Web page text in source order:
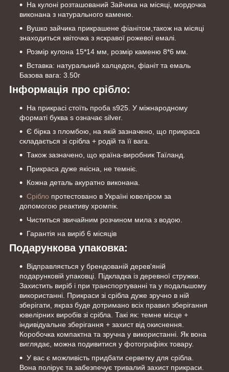
На кулоні розташований Зайчика на місяці, мордочка
виконана з натурального каменю.
Вушко зайчика прикрашене фіанітом,також на місяці
знаходиться квіточка з яскравої рожевої емалі.
Розмір кулона 15*14 мм, розмір каменю 8*6 мм.
Вставка: натуральний халцедон, фіаніт та емаль
Базова вага: 3.50г
Інформація про срібло:
На прикрасі стоїть проба s925. У міжнародному
форматі буква s означає silver.
Є бірка з пломбою, на якій зазначено, що прикраса
складається зі срібла + родій та її вага.
Також зазначено, що країна-виробник Таїланд.
Прикраса дуже якісна, не темніє.
Кожна деталь акуратно виконана.
Срібло протестовано в Україні ювеліром за
допомогою реактиву хромпік.
Чиститься звичайним розчином мила з водою.
Гарантія на виріб 6 місяців
Подарункова упаковка:
Відправляється у брендованій дерев'яній
подарунковій упаковці. Підкладка із деревної стружки.
Захистить виріб і при транспортуванні та у подальшому
використанні. Прикраси зі срібла дуже зручно в ній
зберігати, якраз буде дотримано всіх правил зберігання
ювелірних виробів зі срібла. Такі як: темне місце +
індивідуальне зберігання + захист від окиснення.
Коробочка компактна та зручна у використанні. Як вона
виглядає, можна подивитися у фотографіях товару.
У вас є можливість придбати серветку для срібла.
Вона полірує та забезпечує тривалий захист прикраси.